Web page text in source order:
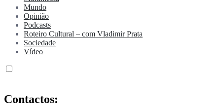
Mundo
Opinião
Podcasts
Roteiro Cultural – com Vladimir Prata
Sociedade
Vídeo
Contactos: